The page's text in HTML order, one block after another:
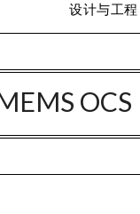
设计与工程
OCS